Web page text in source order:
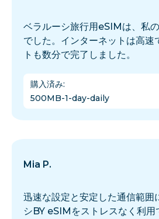
ベラルーシ旅行用eSIMは、私
でした。インターネットは高速
トも数分で完了しました。
購入済み:
500MB-1-day-daily
Mia P.
迅速な設定と安定した通信範囲
シBY eSIMをストレスなく利用